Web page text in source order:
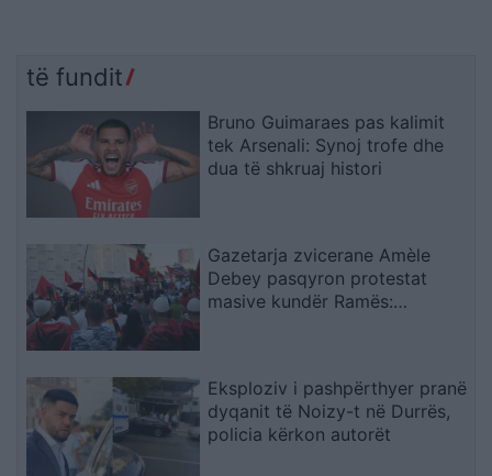
të fundit
Bruno Guimaraes pas kalimit
tek Arsenali: Synoj trofe dhe
dua të shkruaj histori
Gazetarja zvicerane Amèle
Debey pasqyron protestat
masive kundër Ramës:
Eksploziv i pashpërthyer pranë
dyqanit të Noizy-t në Durrës,
policia kërkon autorët